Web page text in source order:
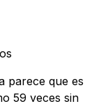
parece que es
59 veces sin